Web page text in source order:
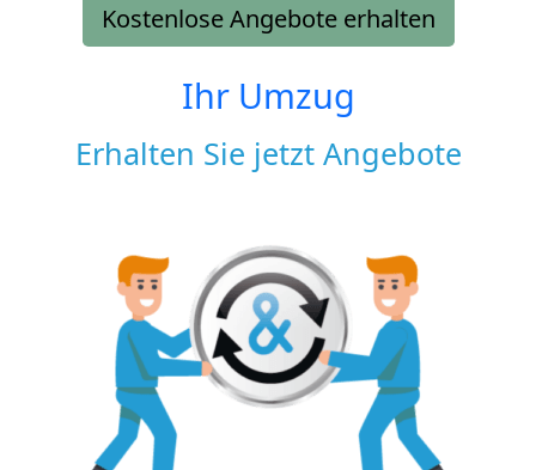
Kostenlose Angebote erhalten
Ihr Umzug
Erhalten Sie jetzt Angebote